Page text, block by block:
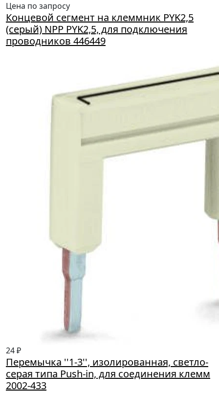
Цена по запросу
Концевой сегмент на клеммник PYK2,5
(серый) NPP PYK2,5, для подключения
проводников 446449
24 ₽
Перемычка ''1-3'', изолированная, светло-
серая типа Push-in, для соединения клемм
2002-433